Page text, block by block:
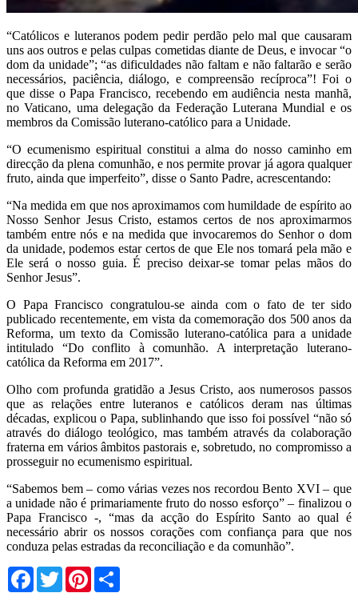
“Católicos e luteranos podem pedir perdão pelo mal que causaram
uns aos outros e pelas culpas cometidas diante de Deus, e invocar “o
dom da unidade”; “as dificuldades não faltam e não faltarão e serão
necessários, paciência, diálogo, e compreensão recíproca”! Foi o
que disse o Papa Francisco, recebendo em audiência nesta manhã,
no Vaticano, uma delegação da Federação Luterana Mundial e os
membros da Comissão luterano-católico para a Unidade.
“O ecumenismo espiritual constitui a alma do nosso caminho em
direcção da plena comunhão, e nos permite provar já agora qualquer
fruto, ainda que imperfeito”, disse o Santo Padre, acrescentando:
“Na medida em que nos aproximamos com humildade de espírito ao
Nosso Senhor Jesus Cristo, estamos certos de nos aproximarmos
também entre nós e na medida que invocaremos do Senhor o dom
da unidade, podemos estar certos de que Ele nos tomará pela mão e
Ele será o nosso guia. É preciso deixar-se tomar pelas mãos do
Senhor Jesus”.
O Papa Francisco congratulou-se ainda com o fato de ter sido
publicado recentemente, em vista da comemoração dos 500 anos da
Reforma, um texto da Comissão luterano-católica para a unidade
intitulado “Do conflito à comunhão. A interpretação luterano-
católica da Reforma em 2017”.
Olho com profunda gratidão a Jesus Cristo, aos numerosos passos
que as relações entre luteranos e católicos deram nas últimas
décadas, explicou o Papa, sublinhando que isso foi possível “não só
através do diálogo teológico, mas também através da colaboração
fraterna em vários âmbitos pastorais e, sobretudo, no compromisso a
prosseguir no ecumenismo espiritual.
“Sabemos bem – como várias vezes nos recordou Bento XVI – que
a unidade não é primariamente fruto do nosso esforço” – finalizou o
Papa Francisco -, “mas da acção do Espírito Santo ao qual é
necessário abrir os nossos corações com confiança para que nos
conduza pelas estradas da reconciliação e da comunhão”.
Facebook
TwitterPinterest